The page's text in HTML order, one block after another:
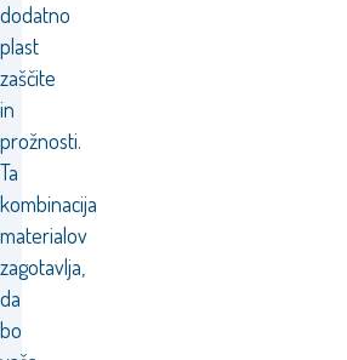
dodatno
plast
zaščite
in
prožnosti.
Ta
kombinacija
materialov
zagotavlja,
da
bo